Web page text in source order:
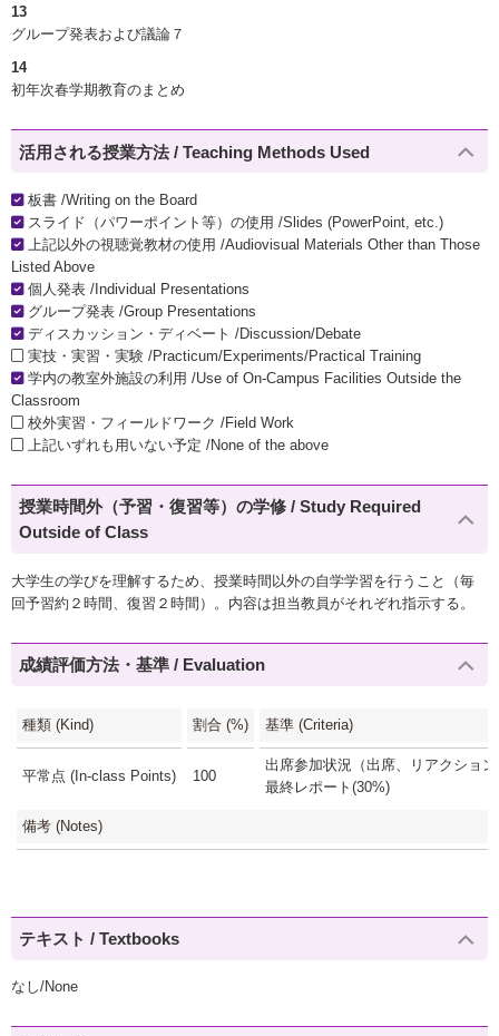
13
グループ発表および議論７
14
初年次春学期教育のまとめ
活用される授業方法 / Teaching Methods Used
板書 /Writing on the Board
スライド（パワーポイント等）の使用 /Slides (PowerPoint, etc.)
上記以外の視聴覚教材の使用 /Audiovisual Materials Other than Those
Listed Above
個人発表 /Individual Presentations
グループ発表 /Group Presentations
ディスカッション・ディベート /Discussion/Debate
実技・実習・実験 /Practicum/Experiments/Practical Training
学内の教室外施設の利用 /Use of On-Campus Facilities Outside the
Classroom
校外実習・フィールドワーク /Field Work
上記いずれも用いない予定 /None of the above
授業時間外（予習・復習等）の学修 / Study Required
Outside of Class
大学生の学びを理解するため、授業時間以外の自学学習を行うこと（毎
回予習約２時間、復習２時間）。内容は担当教員がそれぞれ指示する。
成績評価方法・基準 / Evaluation
種類 (Kind) 割合 (%) 基準 (Criteria)
平常点 (In-class Points) 100
出席参加状況（出席、リアクショ
最終レポート(30%)
備考 (Notes)
テキスト / Textbooks
なし/None